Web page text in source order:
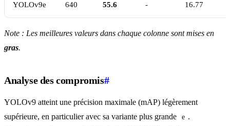
YOLOv9e 640 55.6 - 16.77
Note : Les meilleures valeurs dans chaque colonne sont mises en
gras.
Analyse des compromis#
YOLOv9 atteint une précision maximale (mAP) légèrement
supérieure, en particulier avec sa variante plus grande
e .